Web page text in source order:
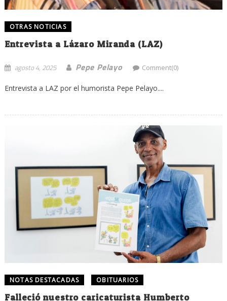
OTRAS NOTICIAS
Entrevista a Lázaro Miranda (LAZ)
agosto 4, 2025 Pepe Pelayo Comment(0)
Entrevista a LAZ por el humorista Pepe Pelayo....
NOTAS DESTACADAS OBITUARIOS
Falleció nuestro caricaturista Humberto